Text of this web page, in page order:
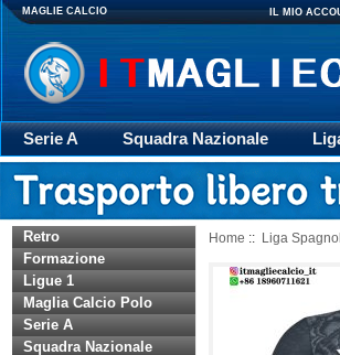
MAGLIE CALCIO IL MIO
Serie A Squadra Nazionale
Giacca
Rugby trasporto
Retro
Formazione
Ligue 1
Maglia Calcio Polo
Serie A
Squadra Nazionale
Home :: Liga